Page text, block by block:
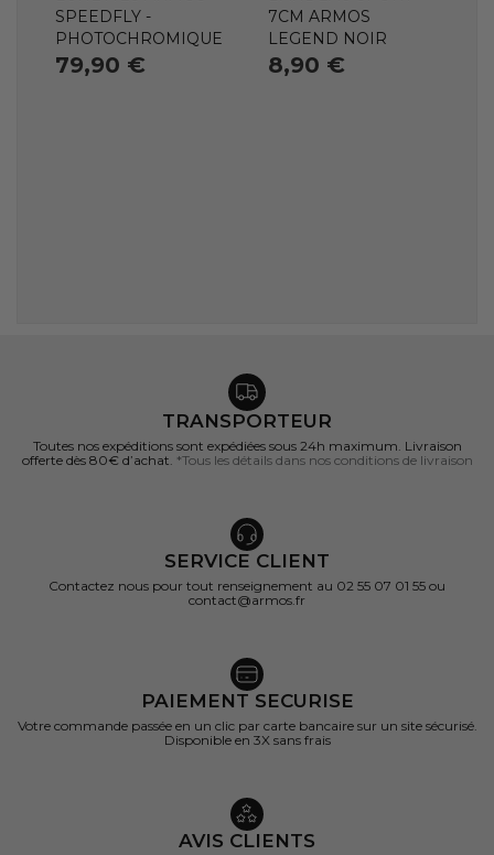
SPEEDFLY -
PHOTOCHROMIQUE
79,90 €
7CM ARMOS
LEGEND NOIR
8,90 €
TRANSPORTEUR
Toutes nos expéditions sont expédiées sous 24h maximum. Livraison
offerte dès 80€ d’achat. *Tous les détails dans nos conditions de livraison
SERVICE CLIENT
Contactez nous pour tout renseignement au 02 55 07 01 55 ou
contact@armos.fr
PAIEMENT SECURISE
Votre commande passée en un clic par carte bancaire sur un site sécurisé.
Disponible en 3X sans frais
AVIS CLIENTS